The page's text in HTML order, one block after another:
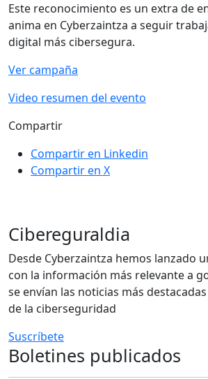
Este reconocimiento es un extra de
anima en Cyberzaintza a seguir
digital más cibersegura.
Ver campaña
Video resumen del evento
Compartir
Compartir en Linkedin
Compartir en X
Cibereguraldia
Desde Cyberzaintza hemos lanzado
con la información más relevante a
se envían las noticias más
de la ciberseguridad
Suscríbete
Boletines publicados